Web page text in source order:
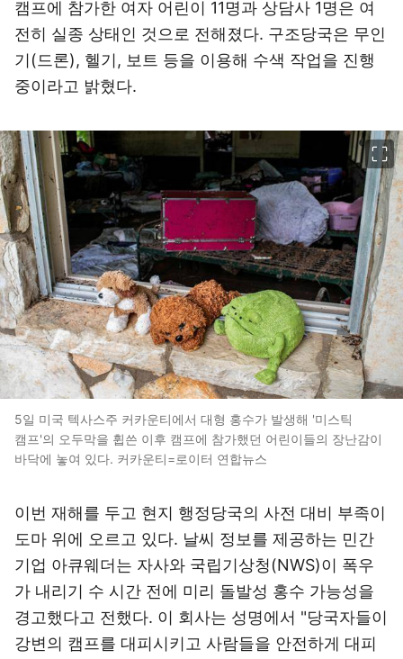
캠프에 참가한 여자 어린이 11명과 상담사 1명은 여
전히 실종 상태인 것으로 전해졌다. 구조당국은 무인
기(드론), 헬기, 보트 등을 이용해 수색 작업을 진행
중이라고 밝혔다.
5일 미국 텍사스주 커카운티에서 대형 홍수가 발생해 '미스틱
캠프'의 오두막을 휩쓴 이후 캠프에 참가했던 어린이들의 장난감이
바닥에 놓여 있다. 커카운티=로이터 연합뉴스
이번 재해를 두고 현지 행정당국의 사전 대비 부족이
도마 위에 오르고 있다. 날씨 정보를 제공하는 민간
기업 아큐웨더는 자사와 국립기상청(NWS)이 폭우
가 내리기 수 시간 전에 미리 돌발성 홍수 가능성을
경고했다고 전했다. 이 회사는 성명에서 "당국자들이
강변의 캠프를 대피시키고 사람들을 안전하게 대피